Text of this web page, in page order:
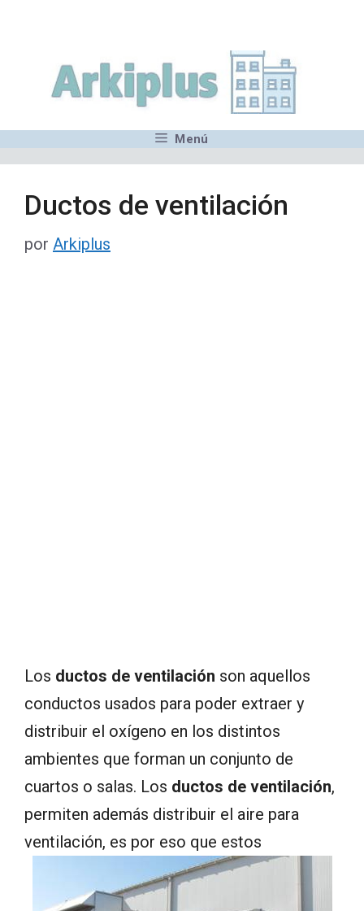
contenido
Menú
Ductos de ventilación
por Arkiplus
Los ductos de ventilación son aquellos
conductos usados para poder extraer y
distribuir el oxígeno en los distintos
ambientes que forman un conjunto de
cuartos o salas. Los ductos de ventilación,
permiten además distribuir el aire para
ventilación, es por eso que estos